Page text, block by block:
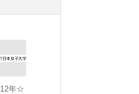
年☆